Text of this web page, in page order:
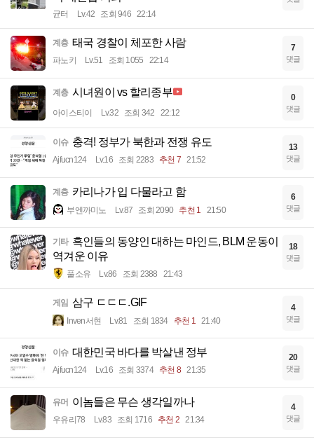
균터 Lv.42 조회 946 22:14
계층 태국 경찰이 체포한 사람
파노키 Lv.51 조회 1055 22:14
7
댓글
계층 시녀원이 vs 할리종부
아이스티이 Lv.32 조회 342 22:12
0
댓글
이슈 충격! 정부가 북한과 전쟁 유도
Ajfucn124 Lv.16 조회 2283 추천 7 21:52
13
댓글
계층 카리나가 입 다물라고 함
부엔까미노 Lv.87 조회 2090 추천 1 21:50
6
댓글
기타 흑인들의 동양인 대하는 마인드, BLM 운동이
역겨운 이유
풀소유 Lv.86 조회 2388 21:43
18
댓글
게임 삼구 ㄷㄷㄷ.GIF
Inven서현 Lv.81 조회 1834 추천 1 21:40
4
댓글
이슈 대한민국 바다를 박살낸 정부
Ajfucn124 Lv.16 조회 3374 추천 8 21:35
20
댓글
유머 이놈들은 무슨 생각일까나
우유리78 Lv.83 조회 1716 추천 2 21:34
4
댓글